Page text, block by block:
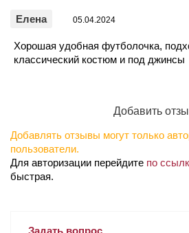
Елена 05.04.2024
Хорошая удобная футболочка,
классический костюм и под джинсы
Добавить
Добавлять отзывы могут только
пользователи.
Для авторизации перейдите по
быстрая.
Задать вопрос